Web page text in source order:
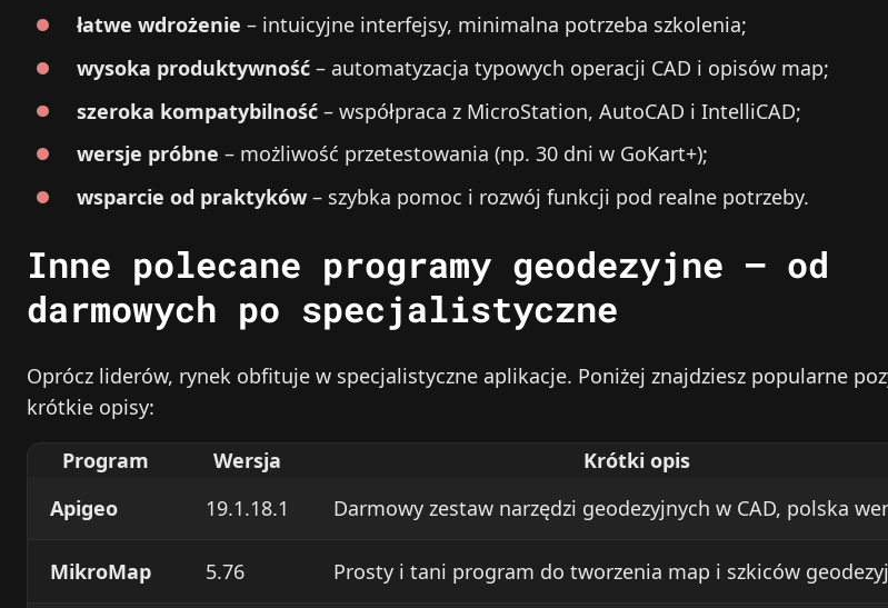
łatwe wdrożenie – intuicyjne interfejsy, minimalna potrzeba szkolenia;
wysoka produktywność – automatyzacja typowych operacji CAD i opisów map;
szeroka kompatybilność – współpraca z MicroStation, AutoCAD i IntelliCAD;
wersje próbne – możliwość przetestowania (np. 30 dni w GoKart+);
wsparcie od praktyków – szybka pomoc i rozwój funkcji pod realne potrzeby.
Inne polecane programy geodezyjne – od
darmowych po specjalistyczne
Oprócz liderów, rynek obfituje w specjalistyczne aplikacje. Poniżej znajdziesz popularne
krótkie opisy:
Program
Wersja Krótki opis
Apigeo
19.1.18.1 Darmowy zestaw narzędzi geodezyjnych w CAD, polska
MikroMap 5.76 Prosty i tani program do tworzenia map i szkiców